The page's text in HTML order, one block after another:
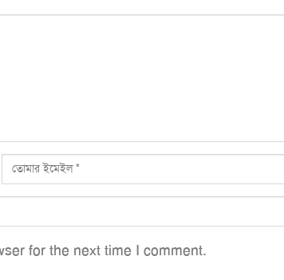
for the next time I comment.